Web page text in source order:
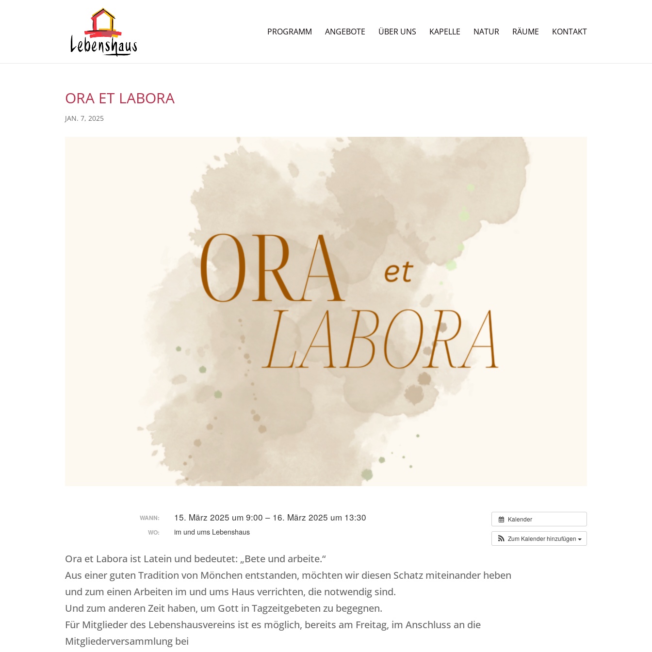
PROGRAMM ANGEBOTE ÜBER UNS KAPELLE NATUR RÄUME KONTAKT
ORA ET LABORA
JAN. 7, 2025
Kalender
Zum Kalender hinzufügen
WANN: 15. März 2025 um 9:00 – 16. März 2025 um 13:30
WO: im und ums Lebenshaus
Ora et Labora ist Latein und bedeutet: „Bete und arbeite.“
Aus einer guten Tradition von Mönchen entstanden, möchten wir diesen Schatz miteinander heben
und zum einen Arbeiten im und ums Haus verrichten, die notwendig sind.
Und zum anderen Zeit haben, um Gott in Tagzeitgebeten zu begegnen.
Für Mitglieder des Lebenshausvereins ist es möglich, bereits am Freitag, im Anschluss an die
Mitgliederversammlung bei